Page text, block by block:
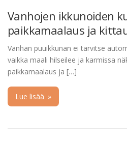
Vanhojen ikkunoiden
paikkamaalaus ja
Vanhan puuikkunan ei tarvitse
vaikka maali hilseilee ja karmissa
paikkamaalaus ja […]
Lue lisää »